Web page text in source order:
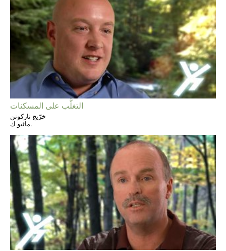
التغلُّب على المسكنات
خرّيج ناركونن
ماثيو ك.